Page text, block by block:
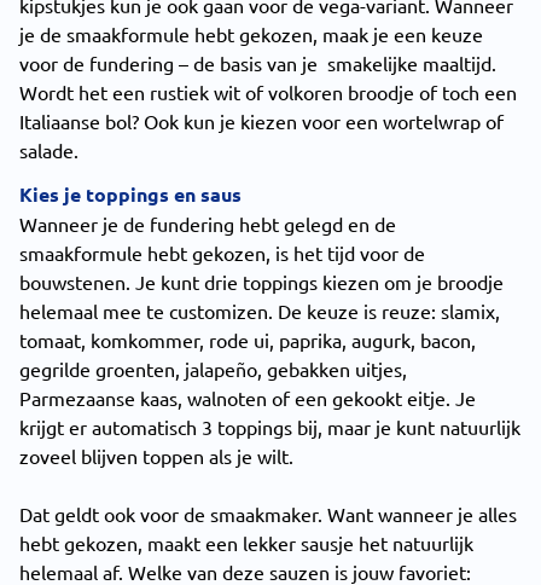
kipstukjes kun je ook gaan voor de vega-variant. Wanneer
je de smaakformule hebt gekozen, maak je een keuze
voor de fundering – de basis van je smakelijke maaltijd.
Wordt het een rustiek wit of volkoren broodje of toch een
Italiaanse bol? Ook kun je kiezen voor een wortelwrap of
salade.
Kies je toppings en saus
Wanneer je de fundering hebt gelegd en de
smaakformule hebt gekozen, is het tijd voor de
bouwstenen. Je kunt drie toppings kiezen om je broodje
helemaal mee te customizen. De keuze is reuze: slamix,
tomaat, komkommer, rode ui, paprika, augurk, bacon,
gegrilde groenten, jalapeño, gebakken uitjes,
Parmezaanse kaas, walnoten of een gekookt eitje. Je
krijgt er automatisch 3 toppings bij, maar je kunt natuurlijk
zoveel blijven toppen als je wilt.
Dat geldt ook voor de smaakmaker. Want wanneer je alles
hebt gekozen, maakt een lekker sausje het natuurlijk
helemaal af. Welke van deze sauzen is jouw favoriet: